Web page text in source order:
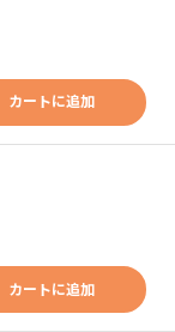
カートに追加
カートに追加